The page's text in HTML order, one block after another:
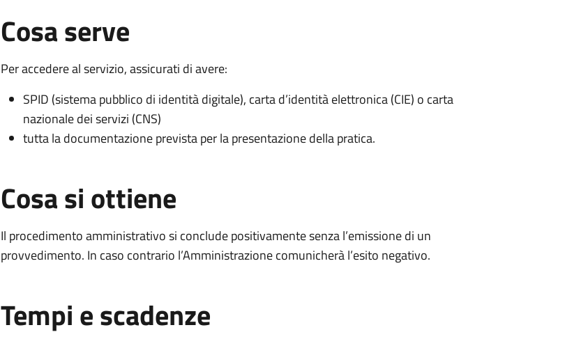
Cosa serve
Per accedere al servizio, assicurati di avere:
SPID (sistema pubblico di identità digitale), carta d’identità elettronica (CIE) o carta
nazionale dei servizi (CNS)
tutta la documentazione prevista per la presentazione della pratica.
Cosa si ottiene
Il procedimento amministrativo si conclude positivamente senza l’emissione di un
provvedimento. In caso contrario l’Amministrazione comunicherà l’esito negativo.
Tempi e scadenze